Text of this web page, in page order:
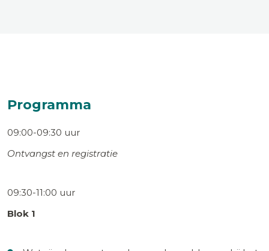
Programma
09:00-09:30 uur
Ontvangst en registratie
09:30-11:00 uur
Blok 1